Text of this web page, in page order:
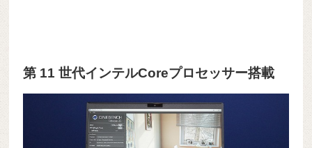
第 11 世代インテルCoreプロセッサー搭載